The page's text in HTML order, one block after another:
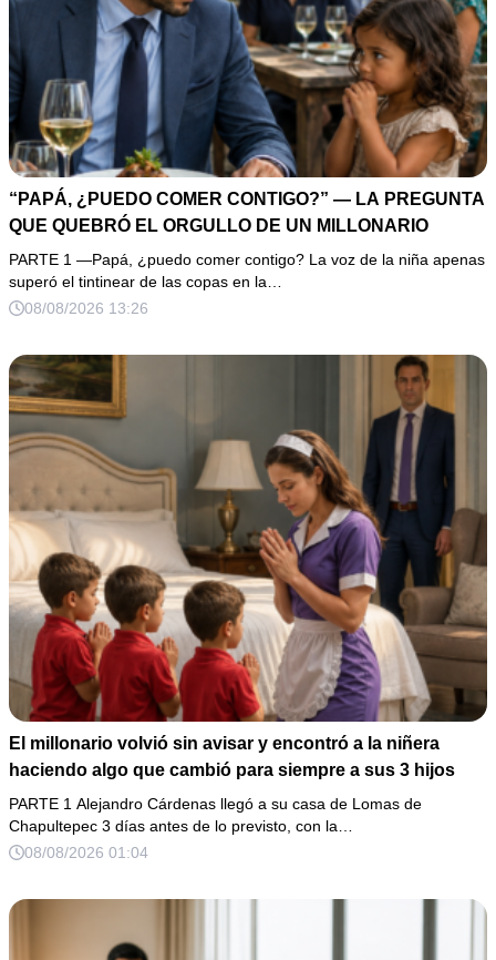
“PAPÁ, ¿PUEDO COMER CONTIGO?” — LA PREGUNTA
QUE QUEBRÓ EL ORGULLO DE UN MILLONARIO
PARTE 1 —Papá, ¿puedo comer contigo? La voz de la niña apenas
superó el tintinear de las copas en la…
08/08/2026 13:26
El millonario volvió sin avisar y encontró a la niñera
haciendo algo que cambió para siempre a sus 3 hijos
PARTE 1 Alejandro Cárdenas llegó a su casa de Lomas de
Chapultepec 3 días antes de lo previsto, con la…
08/08/2026 01:04